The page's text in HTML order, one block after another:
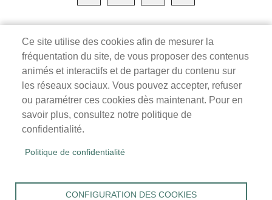
suivantepage
Ce site utilise des cookies afin de mesurer la
fréquentation du site, de vous proposer des contenus
animés et interactifs et de partager du contenu sur
les réseaux sociaux. Vous pouvez accepter, refuser
ou paramétrer ces cookies dès maintenant. Pour en
savoir plus, consultez notre politique de
confidentialité.
Politique de confidentialité
CONFIGURATION DES COOKIES
Mairie de Survilliers
3 rue de la Liberté
95470 Survilliers
Tél. 01 34 68 26 00
mercredi, samedi : 9h-12h
Menu
Accueil
Mentions légales